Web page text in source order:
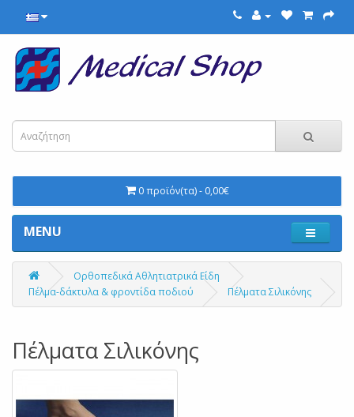
0 προϊόν(τα) - 0,00€
MENU
Ορθοπεδικά Αθλητιατρικά Είδη
Πέλμα-δάκτυλα & φροντίδα ποδιού
Πέλματα Σιλικόνης
Πέλματα Σιλικόνης